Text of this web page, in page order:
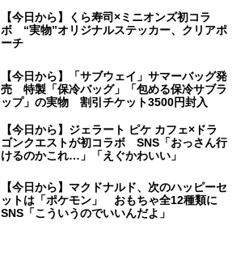
【今日から】くら寿司×ミニオンズ初コラ
ボ “実物”オリジナルステッカー、クリアポ
ーチ
【今日から】「サブウェイ」サマーバッグ発
売 特製「保冷バッグ」「包める保冷サブラ
ップ」の実物 割引チケット3500円封入
【今日から】ジェラート ピケ カフェ×ドラ
ゴンクエストが初コラボ SNS「おっさん行
けるのかこれ…」「えぐかわいい」
【今日から】マクドナルド、次のハッピーセ
ットは「ポケモン」 おもちゃ全12種類に
SNS「こういうのでいいんだよ」